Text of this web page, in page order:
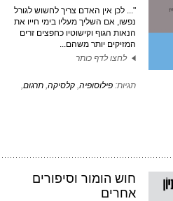
"... לכן אין האדם צריך לחשוש לגורל
נפשו, אם השליך מעליו בימי חייו את
הנאות הגוף וקישוטיו כחפצים זרים
המזיקים יותר משהם...
לחצו לדף כותר
תגיות: פילוסופיה, קלסיקה, תרגום,
חוש הומור וסיפורים
אחרים